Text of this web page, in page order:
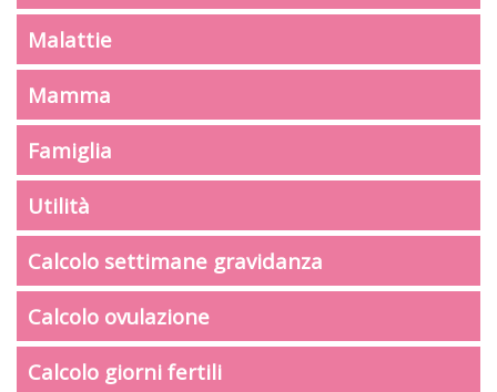
Malattie
Mamma
Famiglia
Utilità
Calcolo settimane gravidanza
Calcolo ovulazione
Calcolo giorni fertili